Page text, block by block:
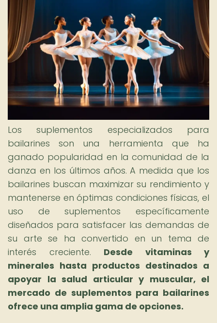
Los suplementos especializados para
bailarines son una herramienta que ha
ganado popularidad en la comunidad de la
danza en los últimos años. A medida que los
bailarines buscan maximizar su rendimiento y
mantenerse en óptimas condiciones físicas, el
uso de suplementos específicamente
diseñados para satisfacer las demandas de
su arte se ha convertido en un tema de
interés creciente. Desde vitaminas y
minerales hasta productos destinados a
apoyar la salud articular y muscular, el
mercado de suplementos para bailarines
ofrece una amplia gama de opciones.